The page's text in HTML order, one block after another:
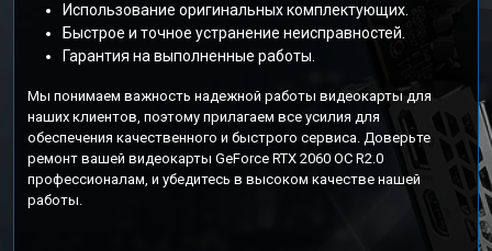
Использование оригинальных комплектующих.
Быстрое и точное устранение неисправностей.
Гарантия на выполненные работы.
Мы понимаем важность надежной работы видеокарты для
наших клиентов, поэтому прилагаем все усилия для
обеспечения качественного и быстрого сервиса. Доверьте
ремонт вашей видеокарты GeForce RTX 2060 OC R2.0
профессионалам, и убедитесь в высоком качестве нашей
работы.